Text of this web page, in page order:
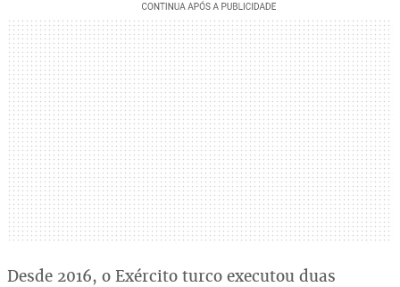
Desde 2016, o Exército turco executou duas